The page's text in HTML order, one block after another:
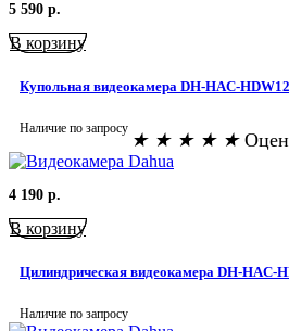
5 590 р.
В корзину
Купольная видеокамера DH-HAC-
Наличие по запросу
★ ★ ★ ★ ★
4 190 р.
В корзину
Цилиндрическая видеокамера DH-HAC-
Наличие по запросу